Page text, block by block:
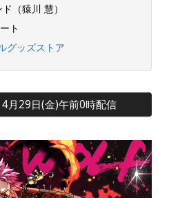
（猿川 慧）
ト
グッズストア
月29日(金)午前0時配信